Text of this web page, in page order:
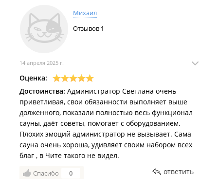
Михаил
Отзывов 1
14 апреля 2025 г.
Оценка:
Достоинства: Администратор Светлана очень
приветливая, свои обязанности выполняет выше
долженного, показали полностью весь функционал
сауны, даёт советы, помогает с оборудованием.
Плохих эмоций администратор не вызывает. Сама
сауна очень хороша, удивляет своим набором всех
благ , в Чите такого не видел.
Спасибо 0 ответить